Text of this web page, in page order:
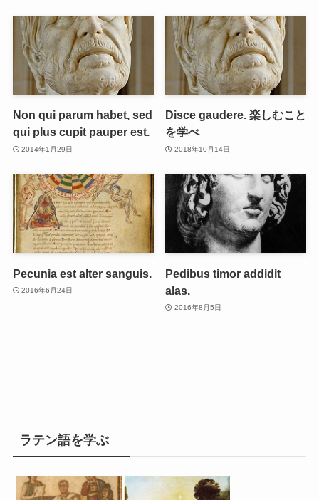
Non qui parum habet, sed
qui plus cupit pauper est.
2014年1月29日
Disce gaudere. 楽しむこと
を学べ
2018年10月14日
Pecunia est alter sanguis.
2016年6月24日
Pedibus timor addidit
alas.
2016年8月5日
ラテン語を学ぶ